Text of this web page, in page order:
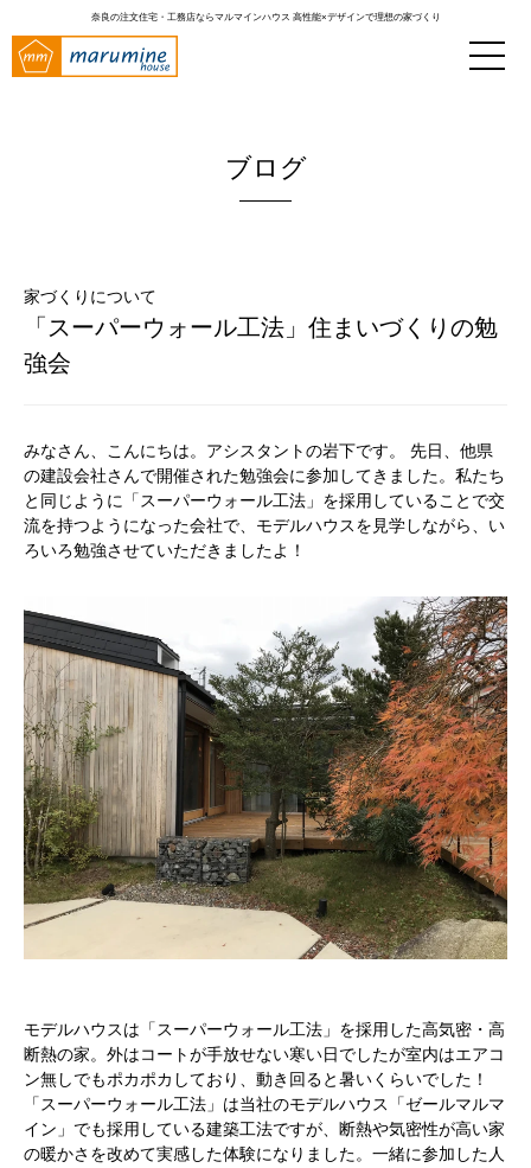
奈良の注文住宅・工務店ならマルマインハウス 高性能×デザインで理想の家づくり
ブログ
家づくりについて
「スーパーウォール工法」住まいづくりの勉
強会
みなさん、こんにちは。アシスタントの岩下です。 先日、他県
の建設会社さんで開催された勉強会に参加してきました。私たち
と同じように「スーパーウォール工法」を採用していることで交
流を持つようになった会社で、モデルハウスを見学しながら、い
ろいろ勉強させていただきましたよ！
モデルハウスは「スーパーウォール工法」を採用した高気密・高
断熱の家。外はコートが手放せない寒い日でしたが室内はエアコ
ン無しでもポカポカしており、動き回ると暑いくらいでした！
「スーパーウォール工法」は当社のモデルハウス「ゼールマルマ
イン」でも採用している建築工法ですが、断熱や気密性が高い家
の暖かさを改めて実感した体験になりました。一緒に参加した人